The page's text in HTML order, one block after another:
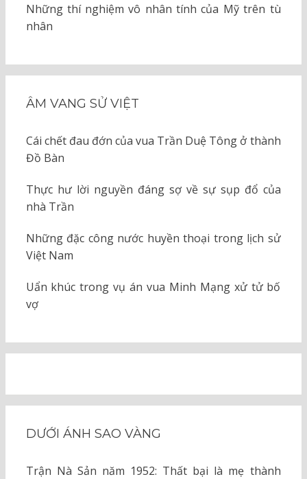
Những thí nghiệm vô nhân tính của Mỹ trên tù
nhân
ÂM VANG SỬ VIỆT
Cái chết đau đớn của vua Trần Duệ Tông ở thành
Đồ Bàn
Thực hư lời nguyền đáng sợ về sự sụp đổ của
nhà Trần
Những đặc công nước huyền thoại trong lịch sử
Việt Nam
Uẩn khúc trong vụ án vua Minh Mạng xử tử bố
vợ
DƯỚI ÁNH SAO VÀNG
Trận Nà Sản năm 1952: Thất bại là mẹ thành